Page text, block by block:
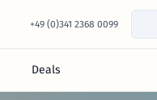
+49 (0)341 2368 0099
Deals